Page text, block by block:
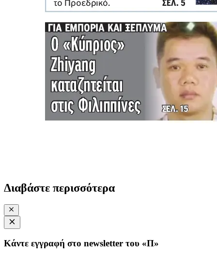
Διαβάστε περισσότερα
Κάντε εγγραφή στο newsletter του «Π»